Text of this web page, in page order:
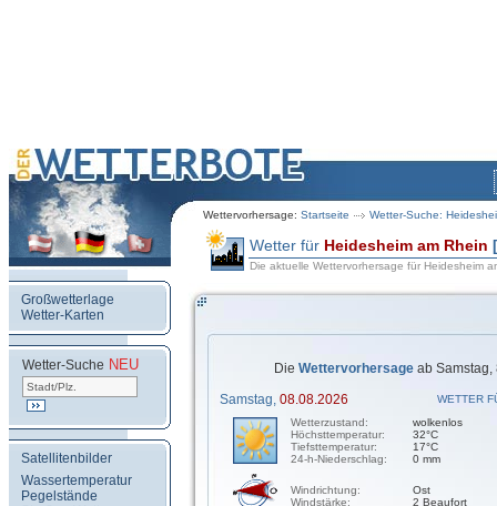
Wettervorhersage: Startseite Wetter-Suche:
Großwetterlage
Wetter-Karten
Wetter-Suche NEU
Satellitenbilder
Wassertemperatur
Pegelstände
Wetter für Heidesheim am Rhein
Die aktuelle Wettervorhersage für Heidesheim
Die Wettervorhersage ab Samstag,
Samstag, 08.08.2026
WETTER
Wetterzustand:
Höchsttemperatur:
Tiefsttemperatur:
24-h-Niederschlag:
wolkenlos
32°C
17°C
0 mm
Windrichtung:
Windstärke:
Ost
2 Beaufort